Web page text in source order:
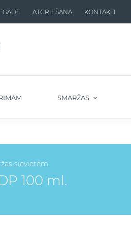
ATGRIEŠANA KONTAKTI
SMARŽAS
sievietēm
100 ml.